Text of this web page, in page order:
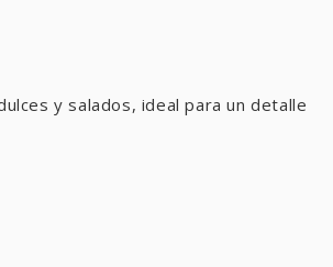
y salados, ideal para un detalle